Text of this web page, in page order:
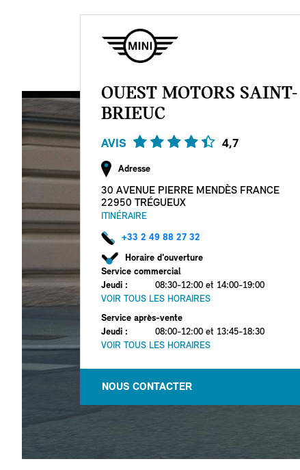
OUEST MOTORS SAINT-
BRIEUC
AVIS 4,7
Adresse
30 AVENUE PIERRE MENDÈS FRANCE
22950 TRÉGUEUX
ITINÉRAIRE
+33 2 49 88 27 32
Horaire d'ouverture
Service commercial
Jeudi :
08:30-12:00 et 14:00-19:00
VOIR TOUS LES HORAIRES
Service après-vente
Jeudi :
08:00-12:00 et 13:45-18:30
VOIR TOUS LES HORAIRES
NOUS CONTACTER